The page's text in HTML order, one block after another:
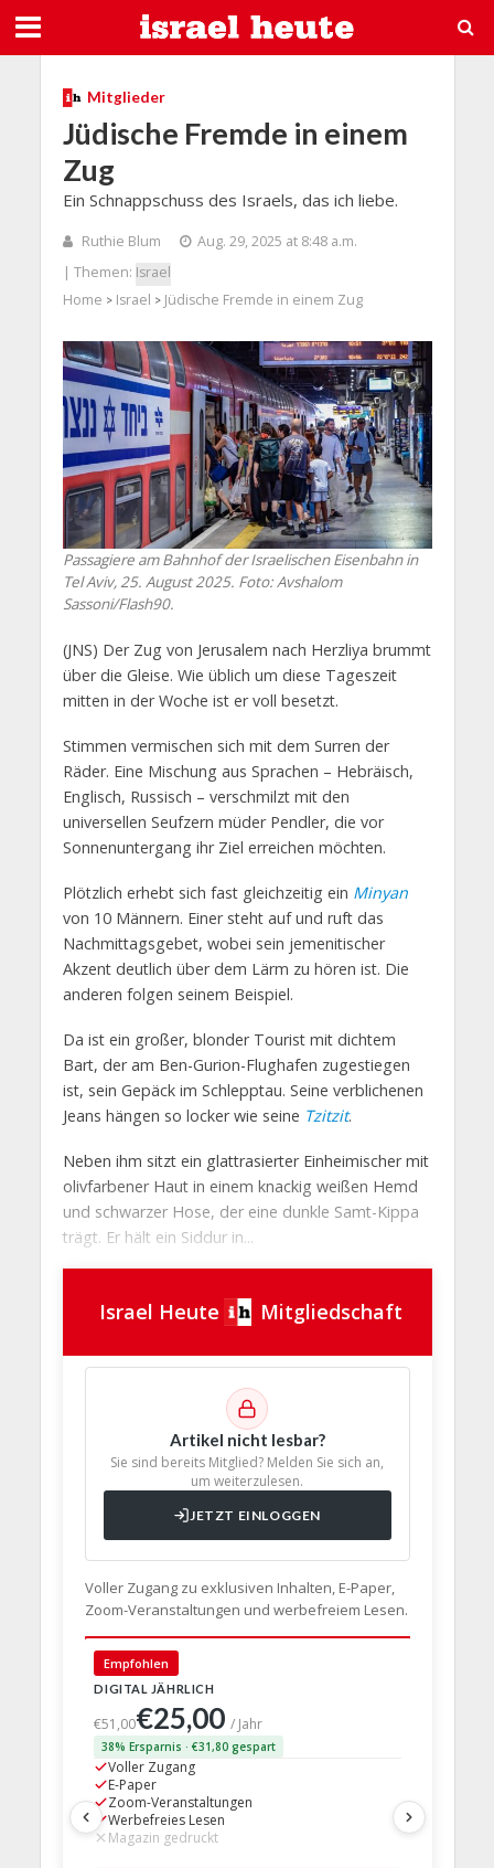
Mitglieder
Jüdische Fremde in einem
Zug
Ein Schnappschuss des Israels, das ich liebe.
Ruthie Blum
Aug. 29, 2025 at 8:48 a.m.
| Themen: Israel
Home > Israel > Jüdische Fremde in einem Zug
Passagiere am Bahnhof der Israelischen Eisenbahn in
Tel Aviv, 25. August 2025. Foto: Avshalom
Sassoni/Flash90.
(JNS) Der Zug von Jerusalem nach Herzliya brummt
über die Gleise. Wie üblich um diese Tageszeit
mitten in der Woche ist er voll besetzt.
Stimmen vermischen sich mit dem Surren der
Räder. Eine Mischung aus Sprachen – Hebräisch,
Englisch, Russisch – verschmilzt mit den
universellen Seufzern müder Pendler, die vor
Sonnenuntergang ihr Ziel erreichen möchten.
Plötzlich erhebt sich fast gleichzeitig ein Minyan
von 10 Männern. Einer steht auf und ruft das
Nachmittagsgebet, wobei sein jemenitischer
Akzent deutlich über dem Lärm zu hören ist. Die
anderen folgen seinem Beispiel.
Da ist ein großer, blonder Tourist mit dichtem
Bart, der am Ben-Gurion-Flughafen zugestiegen
ist, sein Gepäck im Schlepptau. Seine verblichenen
Jeans hängen so locker wie seine Tzitzit.
Neben ihm sitzt ein glattrasierter Einheimischer mit
olivfarbener Haut in einem knackig weißen Hemd
und schwarzer Hose, der eine dunkle Samt-Kippa
trägt. Er hält ein Siddur in...
Israel Heute Mitgliedschaft
Artikel nicht lesbar?
Sie sind bereits Mitglied? Melden Sie sich an,
um weiterzulesen.
JETZT EINLOGGEN
Voller Zugang zu exklusiven Inhalten, E-Paper,
Zoom-Veranstaltungen und werbefreiem Lesen.
Empfohlen
DIGITAL JÄHRLICH
€51,00€25,00/ Jahr
38% Ersparnis · €31,80 gespart
Voller Zugang
E-Paper
Zoom-Veranstaltungen
Werbefreies Lesen
Magazin gedruckt